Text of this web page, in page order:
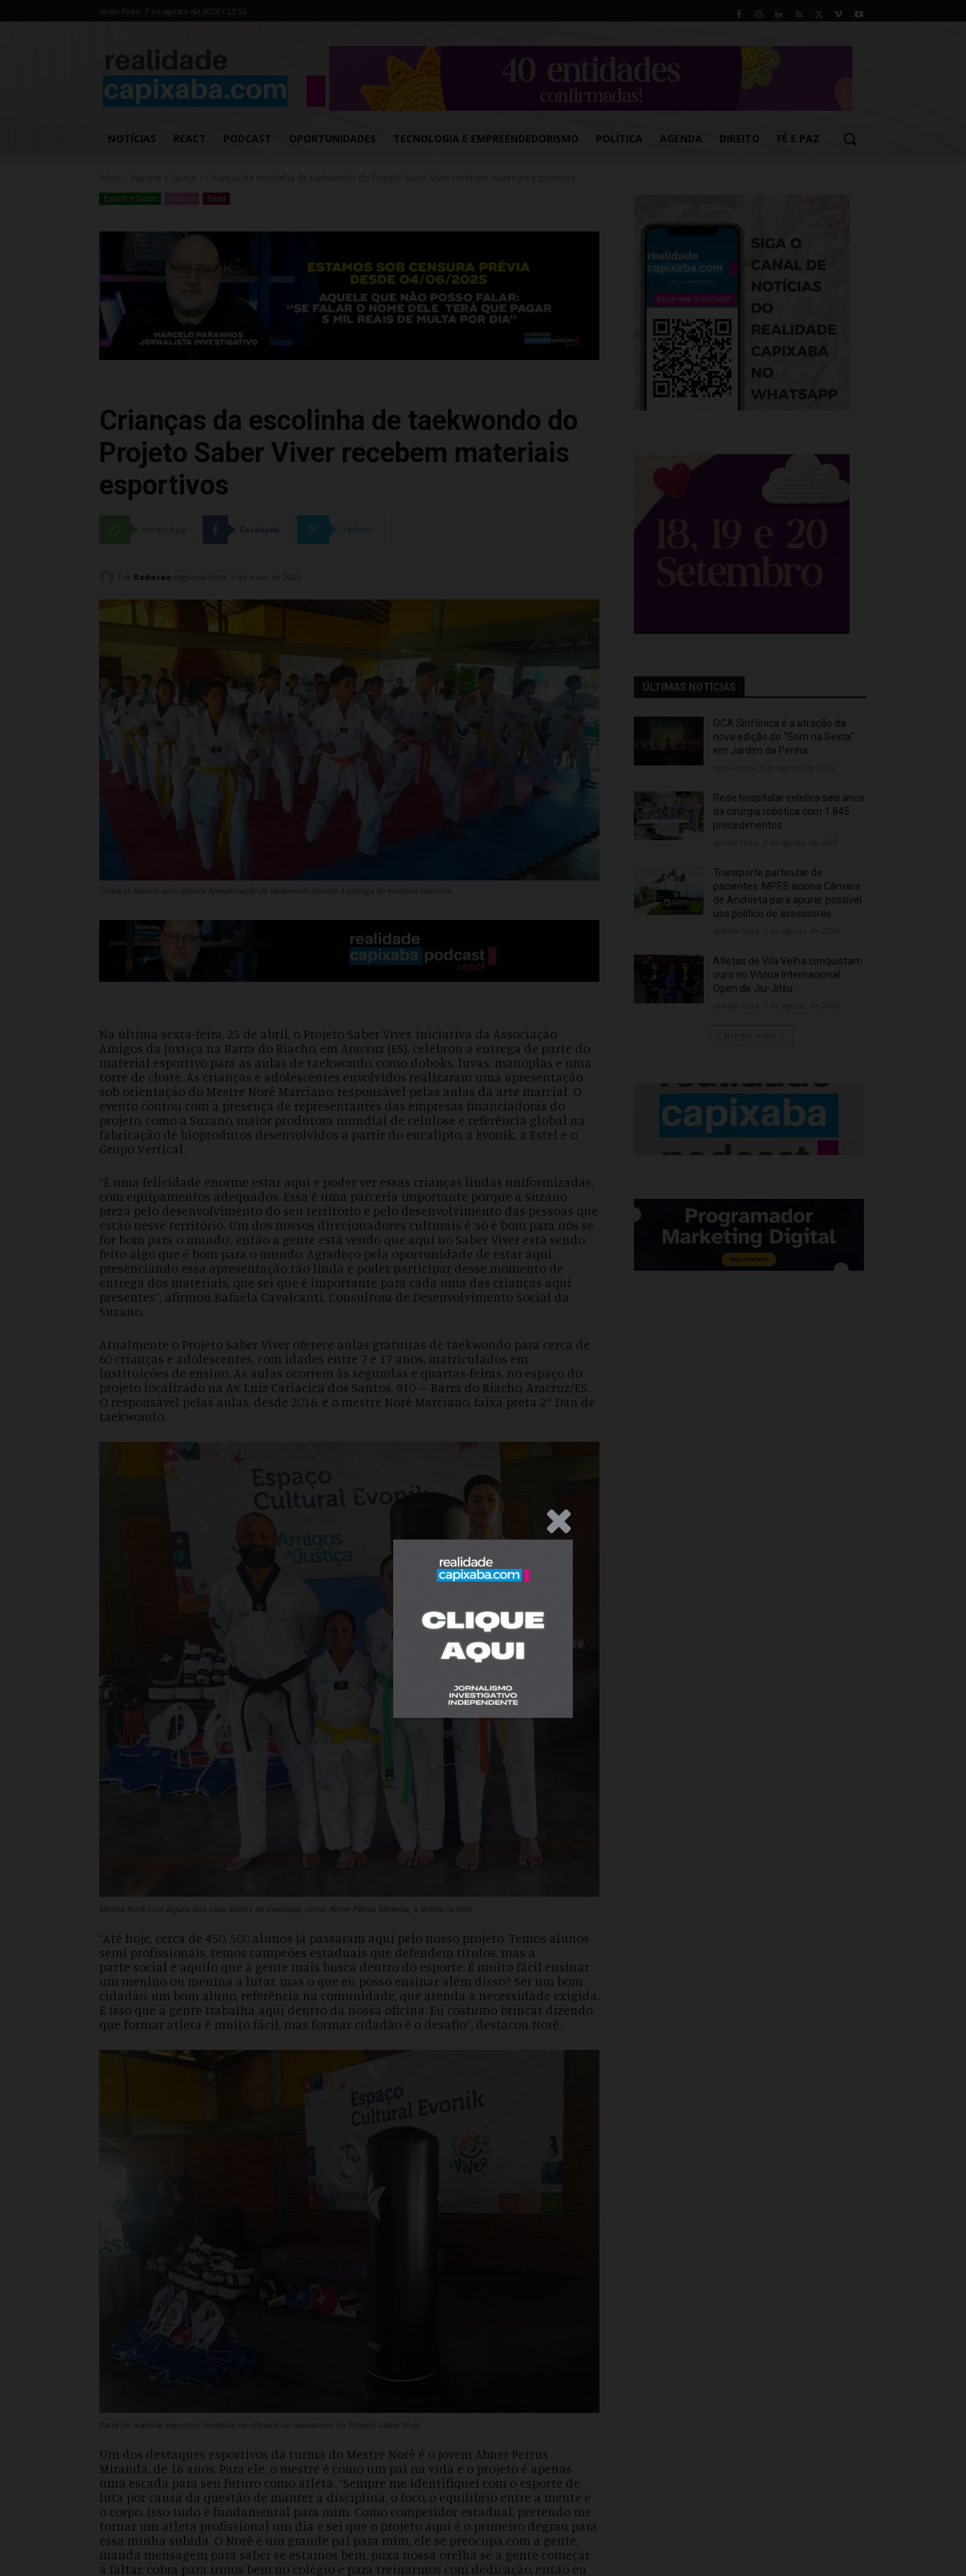
sexta-feira, 7 de agosto de 2026 / 23:53
NOTÍCIAS REACT PODCAST OPORTUNIDADES TECNOLOGIA E EMPREENDEDORISMO POLÍTICA AGENDA DIREITO FÉ E PAZ
Esporte e Saúde Social
Crianças da escolinha de taekwondo do
Projeto Saber Viver recebem materiais
esportivos
Facebook Twitter
Por Redacao segunda-feira, 5 de maio de 2025
Crianças fizeram uma robusta Apresentação de taekwondo durante a entrega do material esportivo
Na última sexta-feira, 25 de abril, o Projeto Saber Viver, iniciativa da Associação
Amigos da Justiça na Barra do Riacho, em Aracruz (ES), celebrou a entrega de parte do
material esportivo para as aulas de taekwondo, como doboks, luvas, manoplas e uma
torre de chute. As crianças e adolescentes envolvidos realizaram uma apresentação
sob orientação do Mestre Norê Marciano, responsável pelas aulas da arte marcial. O
evento contou com a presença de representantes das empresas financiadoras do
projeto, como a Suzano, maior produtora mundial de celulose e referência global na
fabricação de bioprodutos desenvolvidos a partir do eucalipto, a Evonik, a Estel e o
Grupo Vertical.
“É uma felicidade enorme estar aqui e poder ver essas crianças lindas uniformizadas,
com equipamentos adequados. Essa é uma parceria importante porque a Suzano
preza pelo desenvolvimento do seu território e pelo desenvolvimento das pessoas que
estão nesse território. Um dos nossos direcionadores culturais é ‘só é bom para nós se
for bom para o mundo’, então a gente está vendo que aqui no Saber Viver está sendo
feito algo que é bom para o mundo. Agradeço pela oportunidade de estar aqui
presenciando essa apresentação tão linda e poder participar desse momento de
entrega dos materiais, que sei que é importante para cada uma das crianças aqui
presentes”, afirmou Rafaela Cavalcanti, Consultora de Desenvolvimento Social da
Suzano.​
Atualmente o Projeto Saber Viver oferece aulas gratuitas de taekwondo para cerca de
60 crianças e adolescentes, com idades entre 7 e 17 anos, matriculados em
instituições de ensino. As aulas ocorrem às segundas e quartas-feiras, no espaço do
projeto localizado na Av. Luiz Cariacica dos Santos, 910 – Barra do Riacho, Aracruz/ES.
O responsável pelas aulas, desde 2016, é o mestre Norê Marciano, faixa preta 2° Dan de
taekwondo.
Mestre Norê com alguns dos seus alunos de destaque, como Abner Petrus Miranda, à direita na foto.
“Até hoje, cerca de 450, 500 alunos já passaram aqui pelo nosso projeto. Temos alunos
semi profissionais, temos campeões estaduais que defendem títulos, mas a
parte social é aquilo que a gente mais busca dentro do esporte. É muito fácil ensinar
um menino ou menina a lutar, mas o que eu posso ensinar além disso? Ser um bom
cidadão, um bom aluno, referência na comunidade, que atenda a necessidade exigida.
É isso que a gente trabalha aqui dentro da nossa oficina. Eu costumo brincar dizendo
que formar atleta é muito fácil, mas formar cidadão é o desafio”, destacou Norê.
Parte do material esportivo recebido na oficiana de taekwondo do Projeto Saber Viver
Um dos destaques esportivos da turma do Mestre Norê é o jovem Abner Petrus
Miranda, de 16 anos. Para ele, o mestre é como um pai na vida e o projeto é apenas
uma escada para seu futuro como atleta. “Sempre me identifiquei com o esporte de
luta por causa da questão de manter a disciplina, o foco, o equilíbrio entre a mente e
o corpo. Isso tudo é fundamental para mim. Como competidor estadual, pretendo me
tornar um atleta profissional um dia e sei que o projeto aqui é o primeiro degrau para
essa minha subida. O Norê é um grande pai para mim, ele se preocupa com a gente,
manda mensagem para saber se estamos bem, puxa nossa orelha se a gente começar
a faltar, cobra para irmos bem no colégio e para treinarmos com dedicação, então eu
ÚLTIMAS NOTÍCIAS
OCA Sinfônica é a atração da
nova edição do “Som na Sexta”
em Jardim da Penha
Rede hospitalar celebra seis anos
da cirurgia robótica com 1.845
procedimentos
Transporte particular de
pacientes: MPES aciona Câmara
de Anchieta para apurar possível
uso político de assessores
Atletas de Vila Velha conquistam
ouro no Vitória Internacional
Open de Jiu-Jitsu